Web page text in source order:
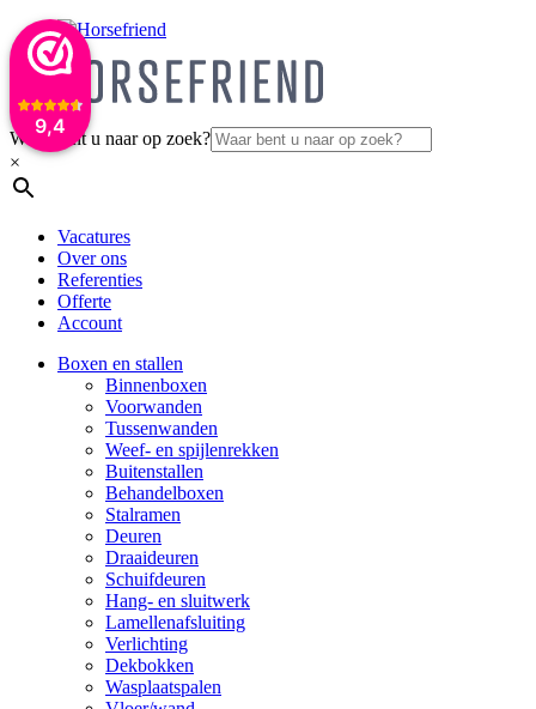
9,4
Waar bent u naar op zoek?
×
Vacatures
Over ons
Referenties
Offerte
Account
Boxen en stallen
Binnenboxen
Voorwanden
Tussenwanden
Weef- en spijlenrekken
Buitenstallen
Behandelboxen
Stalramen
Deuren
Draaideuren
Schuifdeuren
Hang- en sluitwerk
Lamellenafsluiting
Verlichting
Dekbokken
Wasplaatspalen